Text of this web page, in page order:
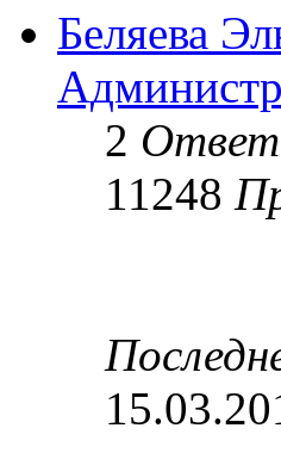
Беляева
2
11248